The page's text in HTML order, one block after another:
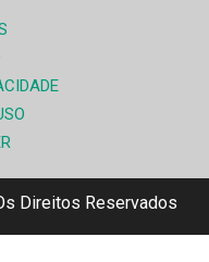
Direitos Reservados